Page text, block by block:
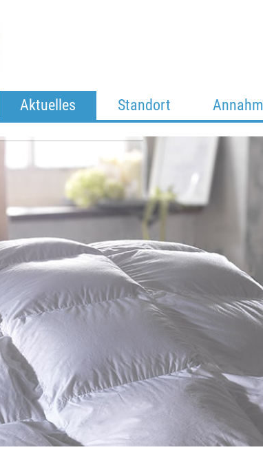
Aktuelles Standort